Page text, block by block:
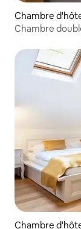
Chambre
Chambre
Chambre